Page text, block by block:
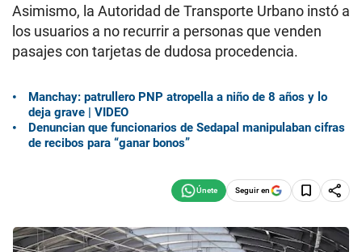
Asimismo, la Autoridad de Transporte Urbano instó a
los usuarios a no recurrir a personas que venden
pasajes con tarjetas de dudosa procedencia.
Manchay: patrullero PNP atropella a niño de 8 años y lo
deja grave | VIDEO
Denuncian que funcionarios de Sedapal manipulaban cifras
de recibos para “ganar bonos”
Seguir en